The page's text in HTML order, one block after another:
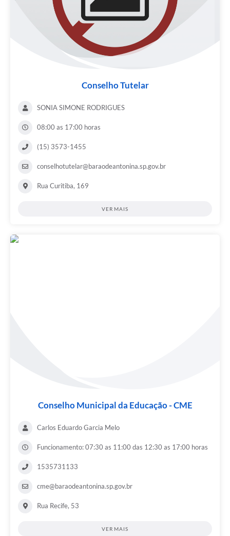
Conselho Tutelar
SONIA SIMONE RODRIGUES
08:00 as 17:00 horas
(15) 3573-1455
conselhotutelar@baraodeantonina.sp.gov.br
Rua Curitiba, 169
VER MAIS
Conselho Municipal da Educação - CME
Carlos Eduardo Garcia Melo
Funcionamento: 07:30 as 11:00 das 12:30 as 17:00 horas
1535731133
cme@baraodeantonina.sp.gov.br
Rua Recife, 53
VER MAIS